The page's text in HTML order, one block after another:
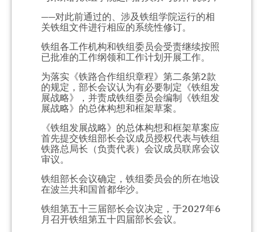
——对此前通过的、涉及铁组学院运行的相
关铁组文件进行相应的系统性修订。
铁组各工作机构和铁组委员会受责继续按照
已批准的工作纲领和工作计划开展工作。
为落实《铁路合作组织章程》第二条第2款
的规定，部长会议认为有必要制定《铁组发
展战略》，并责成铁组委员会编制《铁组发
展战略》的总体构想和框架草案。
《铁组发展战略》的总体构想和框架草案应
首先提交铁组部长会议成员授权代表与铁组
铁路总局长（负责代表）会议成员联席会议
审议。
铁组部长会议确定，铁组委员会的所在地设
在波兰共和国首都华沙。
铁组第五十三届部长会议决定，于2027年6
月召开铁组第五十四届部长会议。